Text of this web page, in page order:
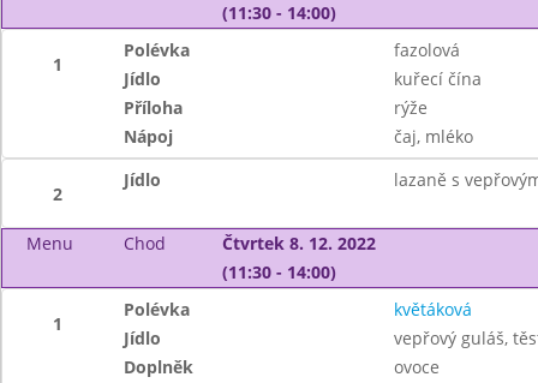
(11:30 - 14:00)
1
Polévka
fazolová
Jídlo
kuřecí čína
Příloha
rýže
Nápoj
čaj, mléko
2
Jídlo lazaně s
Menu Chod
Čtvrtek 8. 12. 2022
(11:30 - 14:00)
1
Polévka
květáková
Jídlo
vepřový guláš,
Doplněk
ovoce